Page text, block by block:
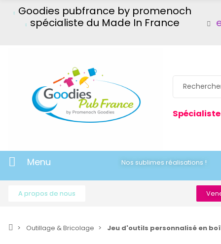
Goodies pubfrance by promenoch
spécialiste du Made In France
Menu Nos sublimes réalisations !
A propos de nous
Outillage & Bricolage Jeu d'outils personnalisé en